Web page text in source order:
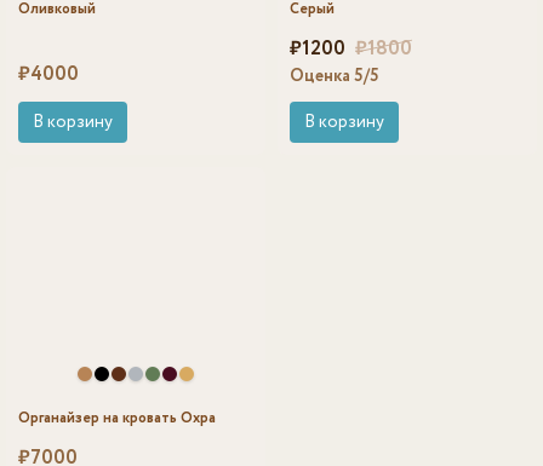
Оливковый
₽4000
В корзину
Серый
₽1800
Первоначальная цена
₽1200
Текущая цена: ₽1200.
Оценка 5/5
В корзину
Органайзер на кровать Охра
₽7000